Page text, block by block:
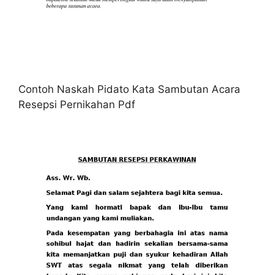
Contoh Naskah Pidato Kata Sambutan Acara
Resepsi Pernikahan Pdf